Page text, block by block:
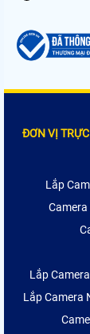
ĐƠN VỊ
Lắp
Lắp
Lắp Camera